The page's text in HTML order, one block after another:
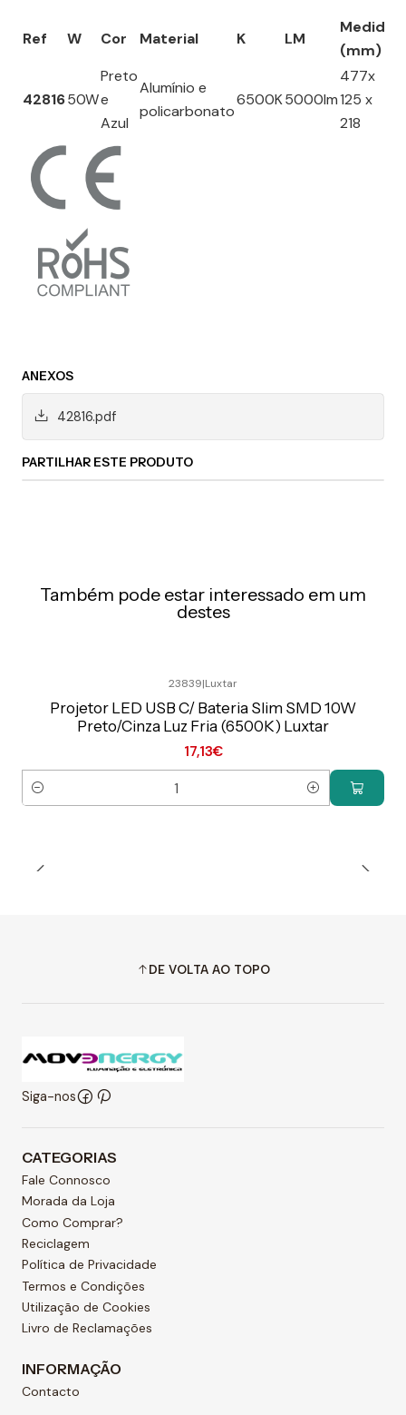
Ref W Cor Material K LM
Medida
(mm)
4281650W
Preto
e
Azul
Alumínio e
policarbonato
6500K5000lm
477x
125 x
218
ANEXOS
42816.pdf
PARTILHAR ESTE PRODUTO
Também pode estar interessado em um
destes
23839|Luxtar
Projetor LED USB C/ Bateria Slim SMD 10W
Preto/Cinza Luz Fria (6500K) Luxtar
17,13€
Quantidade
DE VOLTA AO TOPO
Siga-nos
CATEGORIAS
Fale Connosco
Morada da Loja
Como Comprar?
Reciclagem
Política de Privacidade
Termos e Condições
Utilização de Cookies
Livro de Reclamações
INFORMAÇÃO
Contacto